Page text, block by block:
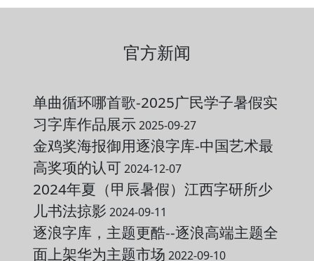
官方新闻
单曲循环哪首歌-2025广民学子暑假实
习字库作品展示 2025-09-27
金鸡奖海报御用逐浪字库-中国艺术最
高奖项的认可2024-12-07
2024年夏（甲辰暑假）江西字研所少
儿书法掠影 2024-09-11
逐浪字库，主题更酷--逐浪高端主题全
面上架华为主题市场 2022-09-10